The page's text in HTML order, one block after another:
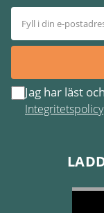
Jag har läst
Integritetspolicy